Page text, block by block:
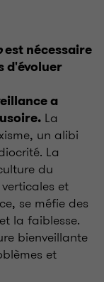
est nécessaire
d'évoluer
a
La
un alibi
La
du
et
se méfie des
la faiblesse.
bienveillante
et